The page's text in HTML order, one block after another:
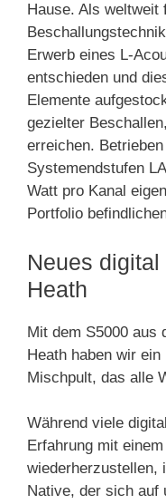
Hause. Als weltweit
Erwerb eines L-
entschieden und
Elemente
gezielter
erreichen.
Systemendstufen
Watt pro Kanal
Portfolio
Neues
Heath
Mit dem S5000 aus
Heath haben wir
Mischpult, das alle
Während viele
Erfahrung mit
wiederherzustellen,
Native, der sich auf